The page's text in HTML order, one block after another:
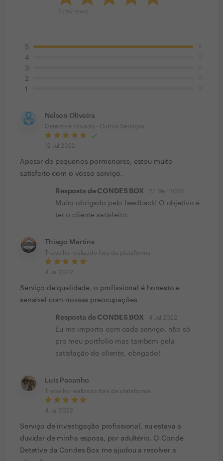
5
4
3
2
1
Nelson Oliveira
Detective Privado - Outros Serviços
12 Jul 2022
Apesar de pequenos pormenores, estou muito
satisfeito com o vosso serviço.
Resposta de CONDES BOX 22 Mar 2026
Muito obrigado pelo feedback! O objetivo é
ter o cliente satisfeito.
Thiago Martins
Trabalho realizado fora da plataforma
4 Jul 2022
Serviço de qualidade, o profissional é honesto e
sensível com nossas preocupações
Resposta de CONDES BOX 4 Jul 2022
Eu me importo com cada serviço, não só
pro meu portfolio mas também pela
satisfação do cliente, obrigado!
Luis Pacanho
Trabalho realizado fora da plataforma
4 Jul 2022
Serviço de investigação profissional, eu estava a
duvidar de minha esposa, por adultério. O Conde
Detetive da Condes Box me ajudou a resolver a